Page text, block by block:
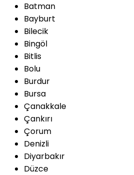
Batman
Bayburt
Bilecik
Bingöl
Bitlis
Bolu
Burdur
Bursa
Çanakkale
Çankırı
Çorum
Denizli
Diyarbakır
Düzce